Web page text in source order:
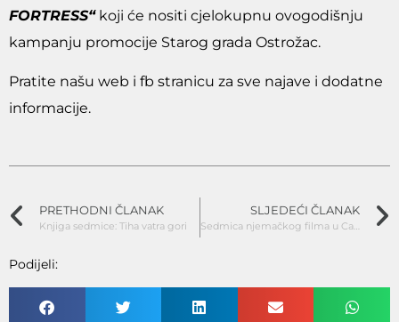
FORTRESS“koji će nositi cjelokupnu ovogodišnju
kampanju promocije Starog grada Ostrožac.
Pratite našu web i fb stranicu za sve najave i dodatne
informacije.
PRETHODNI ČLANAK
Knjiga sedmice: Tiha vatra gori
SLJEDEĆI ČLANAK
Sedmica njemačkog filma u Cazinu
Podijeli: